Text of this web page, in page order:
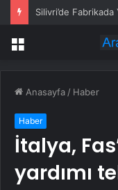
Silivri’de Fabrikada
Menü
Anasayfa / Haber
Haber
İtalya,
yardımı